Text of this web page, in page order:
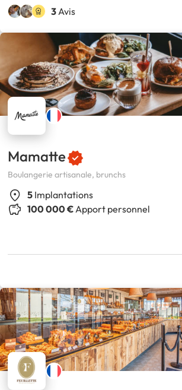
3 Avis
Mamatte
Boulangerie artisanale, brunchs
5 Implantations
100 000 €Apport personnel